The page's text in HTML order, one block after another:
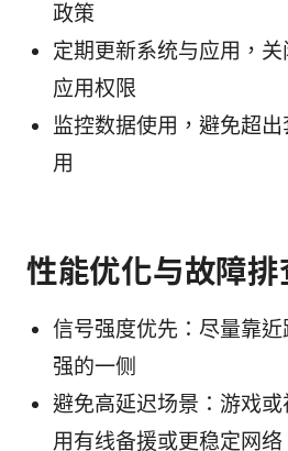
政策
定期更新系统与应用，
应用权限
监控数据使用，避免超
用
性能优化与故障排
信号强度优先：尽量靠
强的一侧
避免高延迟场景：游戏
用有线备援或更稳定网络